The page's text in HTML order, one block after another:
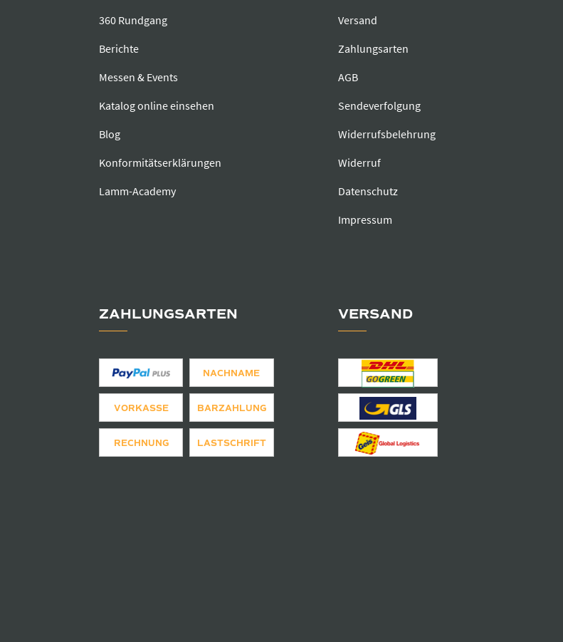
360 Rundgang
Berichte
Messen & Events
Katalog online einsehen
Blog
Konformitätserklärungen
Lamm-Academy
Versand
Zahlungsarten
AGB
Sendeverfolgung
Widerrufsbelehrung
Widerruf
Datenschutz
Impressum
ZAHLUNGSARTEN
NACHNAME
VORKASSE BARZAHLUNG
RECHNUNG LASTSCHRIFT
VERSAND